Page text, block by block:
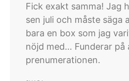
Fick exakt samma! Jag
sen juli och måste säga
bara en box som jag
nöjd med… Funderar på
prenumerationen.